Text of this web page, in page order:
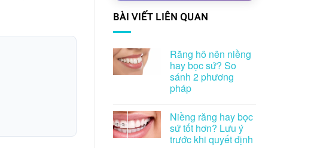
BÀI VIẾT LIÊN QUAN
Răng hô nên niềng
hay bọc sứ? So
sánh 2 phương
pháp
Niềng răng hay bọc
sứ tốt hơn? Lưu ý
trước khi quyết định